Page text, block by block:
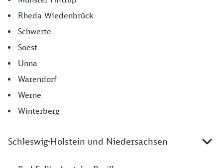
Rheda Wiedenbrück
Schwerte
Soest
Unna
Warendorf
Werne
Winterberg
Schleswig-Holstein und Niedersachsen